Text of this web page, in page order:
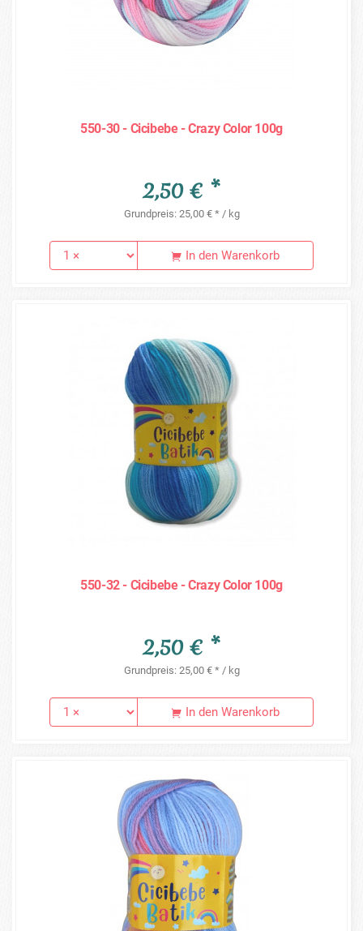
550-30 - Cicibebe - Crazy Color 100g
2,50 € *
Grundpreis: 25,00 € * / kg
In den Warenkorb
550-32 - Cicibebe - Crazy Color 100g
2,50 € *
Grundpreis: 25,00 € * / kg
In den Warenkorb